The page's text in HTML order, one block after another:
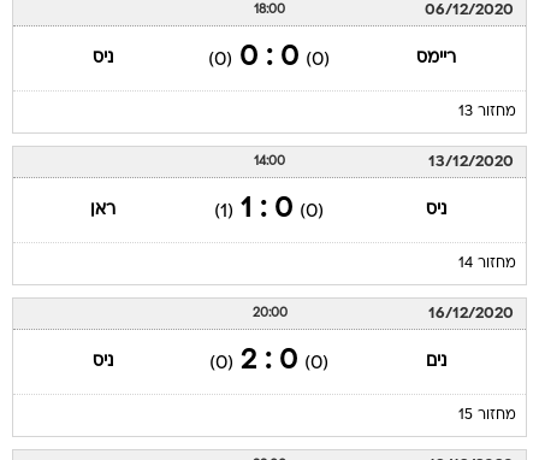
06/12/2020
18:00
ריימס (0)
0 : 0
(0) ניס
מחזור 13
13/12/2020
14:00
ניס (0)
0 : 1
(1) ראן
מחזור 14
16/12/2020
20:00
נים (0)
0 : 2
(0) ניס
מחזור 15